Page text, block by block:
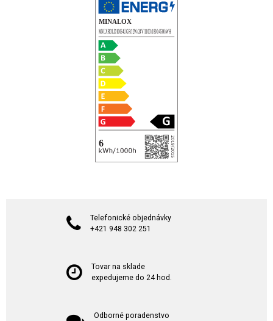
Telefonické objednávky
+421 948 302 251
Tovar na sklade
expedujeme do 24 hod.
Odborné poradenstvo